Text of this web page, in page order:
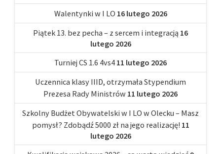
Walentynki w I LO 16 lutego 2026
Piątek 13. bez pecha – z sercem i integracją 16
lutego 2026
Turniej CS 1.6 4vs4 11 lutego 2026
Uczennica klasy IIID, otrzymała Stypendium
Prezesa Rady Ministrów 11 lutego 2026
Szkolny Budżet Obywatelski w I LO w Olecku – Masz
pomysł? Zdobądź 5000 zł na jego realizację! 11
lutego 2026